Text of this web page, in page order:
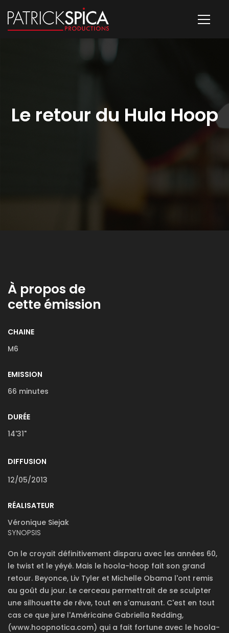
Le retour du Hula Hoop
À propos de
cette émission
CHAINE
M6
EMISSION
66 minutes
DURÉE
14'31"
DIFFUSION
12/05/2013
RÉALISATEUR
Véronique Siejak
SYNOPSIS
On le croyait définitivement disparu avec les années 60,
le twist et le yéyé. Mais le hoola-hoop fait son grand
retour. Beyonce, Liv Tyler et Michelle Obama l'ont remis
au goût du jour. Le cerceau permettrait de se sculpter
une silhouette de rêve, tout en s'amusant. C'est en tout
cas ce que jure l'Américaine Gabriella Redding,
(www.hoopnotica.com) qui a fait fortune avec le hoola-